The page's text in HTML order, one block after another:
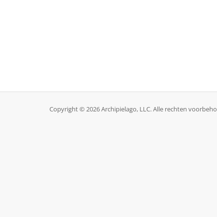
Copyright © 2026 Archipielago, LLC. Alle rechten